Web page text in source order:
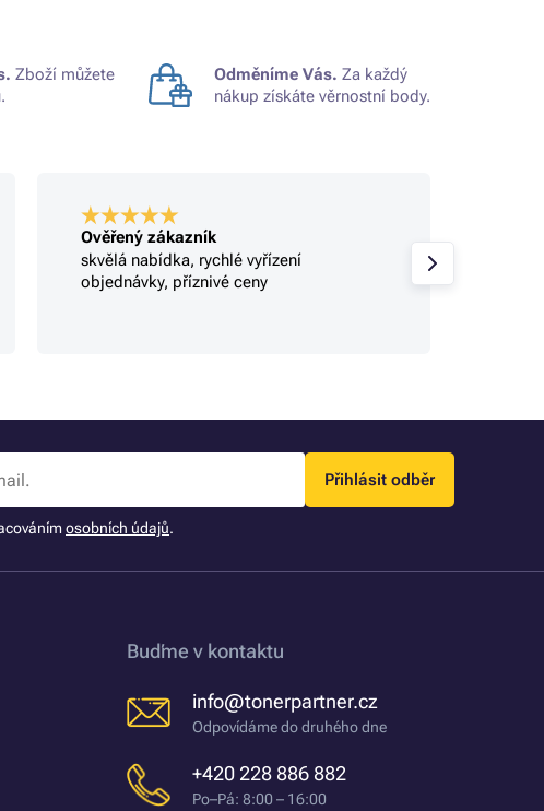
Zboží můžete
Odměníme Vás. Za každý
nákup získáte věrnostní body.
Ověřený zákazník
skvělá nabídka, rychlé vyřízení
objednávky, příznivé ceny
Přihlásit odběr
osobních údajů.
Buďme v kontaktu
info@tonerpartner.cz
Odpovídáme do druhého dne
+420 228 886 882
Po–Pá: 8:00 – 16:00